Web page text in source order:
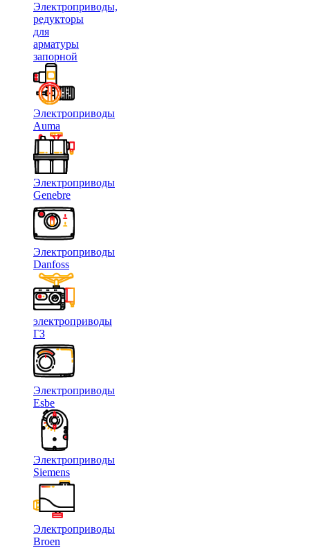
Электроприводы,
редукторы
для
арматуры
запорной
Электроприводы
Auma
Электроприводы
Genebre
Электроприводы
Danfoss
электроприводы
ГЗ
Электроприводы
Esbe
Электроприводы
Siemens
Электроприводы
Broen